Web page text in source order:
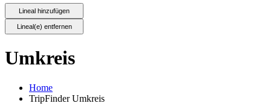
Umkreis
Home
TripFinder Umkreis